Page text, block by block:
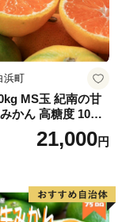
浜町
MS玉 紀南の甘
かん 高糖度 10月
マルチ被覆栽培
21,000円